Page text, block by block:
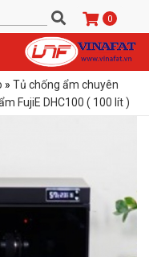
0
» Tủ chống ẩm chuyên
FujiE DHC100 ( 100 lít )